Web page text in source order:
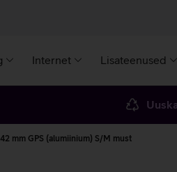
Internet Lisateenused
mm GPS (alumiinium) S/M must